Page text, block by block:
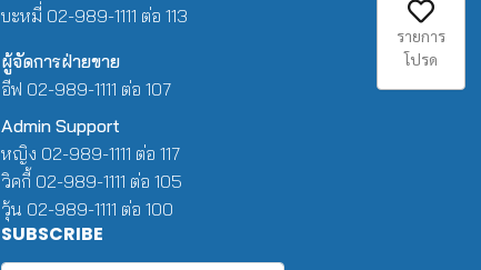
บะหมี่ 02-989-1111 ต่อ 113
ผู้จัดการฝ่ายขาย
อีฟ 02-989-1111 ต่อ 107
Admin Support
หญิง 02-989-1111 ต่อ 117
วิคกี้ 02-989-1111 ต่อ 105
วุ้น 02-989-1111 ต่อ 100
SUBSCRIBE
รายการ
โปรด